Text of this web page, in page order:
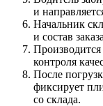
и
Начальник
и состав
Производится
контроля
После
фиксирует
со склада.